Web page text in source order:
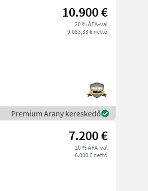
10.900 €
20 % ÁFA-val
9.083,33 € nettó
Premium Arany kereskedő
7.200 €
20 % ÁFA-val
6.000 € nettó